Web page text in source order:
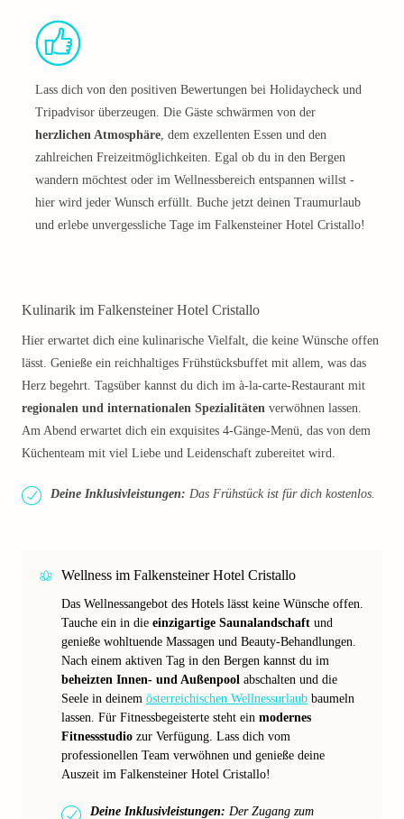
Lass dich von den positiven Bewertungen bei Holidaycheck und
Tripadvisor überzeugen. Die Gäste schwärmen von der
herzlichen Atmosphäre, dem exzellenten Essen und den
zahlreichen Freizeitmöglichkeiten. Egal ob du in den Bergen
wandern möchtest oder im Wellnessbereich entspannen willst -
hier wird jeder Wunsch erfüllt. Buche jetzt deinen Traumurlaub
und erlebe unvergessliche Tage im Falkensteiner Hotel Cristallo!
Kulinarik im Falkensteiner Hotel Cristallo
Hier erwartet dich eine kulinarische Vielfalt, die keine Wünsche offen
lässt. Genieße ein reichhaltiges Frühstücksbuffet mit allem, was das
Herz begehrt. Tagsüber kannst du dich im à-la-carte-Restaurant mit
regionalen und internationalen Spezialitäten verwöhnen lassen.
Am Abend erwartet dich ein exquisites 4-Gänge-Menü, das von dem
Küchenteam mit viel Liebe und Leidenschaft zubereitet wird.
Deine Inklusivleistungen: Das Frühstück ist für dich kostenlos.
Wellness im Falkensteiner Hotel Cristallo
Das Wellnessangebot des Hotels lässt keine Wünsche offen.
Tauche ein in die einzigartige Saunalandschaft und
genieße wohltuende Massagen und Beauty-Behandlungen.
Nach einem aktiven Tag in den Bergen kannst du im
beheizten Innen- und Außenpool abschalten und die
Seele in deinem österreichischen Wellnessurlaub baumeln
lassen. Für Fitnessbegeisterte steht ein modernes
Fitnessstudio zur Verfügung. Lass dich vom
professionellen Team verwöhnen und genieße deine
Auszeit im Falkensteiner Hotel Cristallo!
Deine Inklusivleistungen: Der Zugang zum